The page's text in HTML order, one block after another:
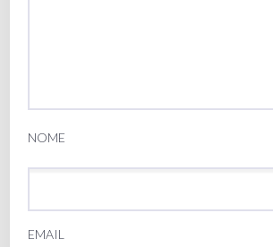
NOME
EMAIL